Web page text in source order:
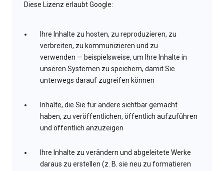
Diese Lizenz erlaubt Google:
Ihre Inhalte zu hosten, zu reproduzieren, zu
verbreiten, zu kommunizieren und zu
verwenden — beispielsweise, um Ihre Inhalte in
unseren Systemen zu speichern, damit Sie
unterwegs darauf zugreifen können
Inhalte, die Sie für andere sichtbar gemacht
haben, zu veröffentlichen, öffentlich aufzuführen
und öffentlich anzuzeigen
Ihre Inhalte zu verändern und abgeleitete Werke
daraus zu erstellen (z. B. sie neu zu formatieren